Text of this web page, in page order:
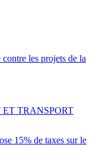
les projets de la
15% de taxes sur le
TRANSPORT